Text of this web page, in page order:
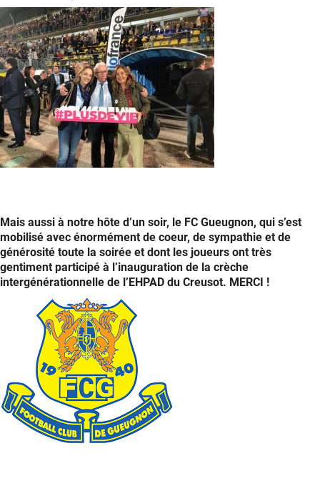
le
Variétés
Club
de
France
Mais aussi à notre hôte d’un soir, le FC Gueugnon, qui s’est
mobilisé avec énormément de coeur, de sympathie et de
générosité toute la soirée et dont les joueurs ont très
gentiment participé à l’inauguration de la crèche
intergénérationnelle de l’EHPAD du Creusot. MERCI !